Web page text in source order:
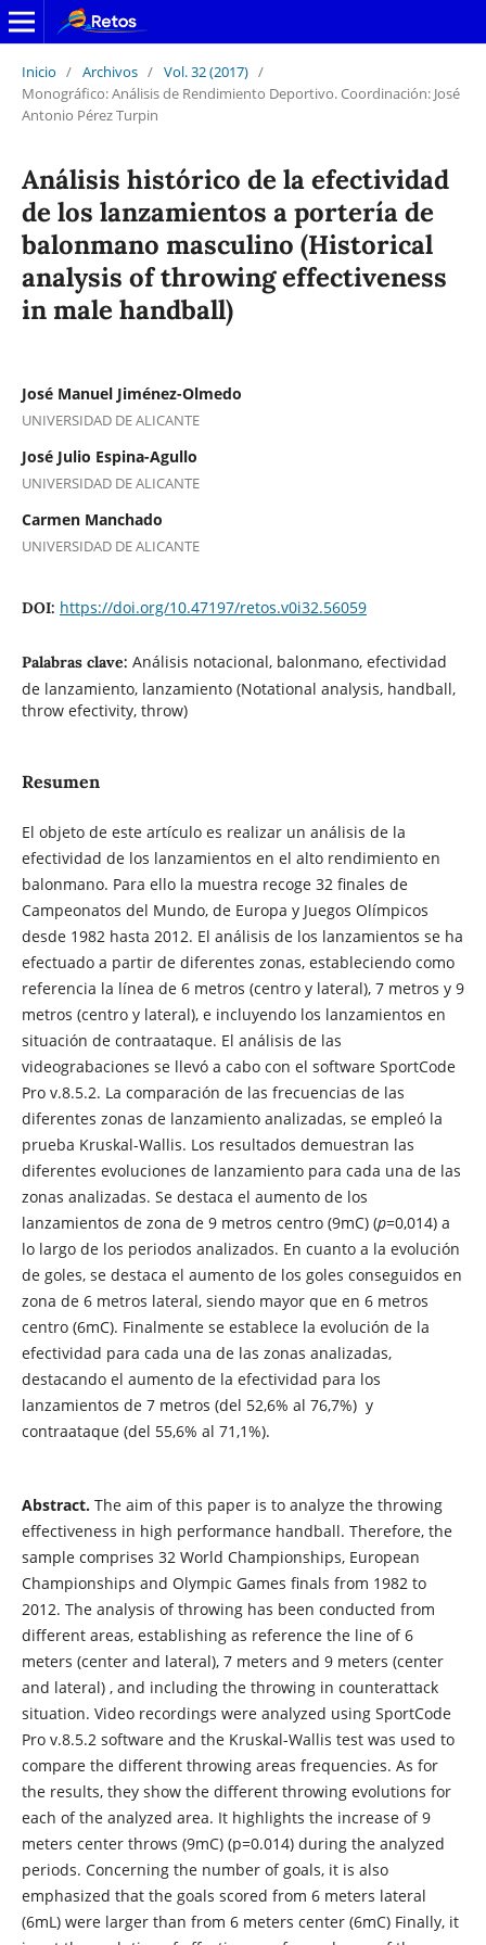
Inicio / Archivos / Vol. 32 (2017) /
Monográfico: Análisis de Rendimiento Deportivo. Coordinación: José
Antonio Pérez Turpin
Análisis histórico de la efectividad
de los lanzamientos a portería de
balonmano masculino (Historical
analysis of throwing effectiveness
in male handball)
José Manuel Jiménez-Olmedo
UNIVERSIDAD DE ALICANTE
José Julio Espina-Agullo
UNIVERSIDAD DE ALICANTE
Carmen Manchado
UNIVERSIDAD DE ALICANTE
DOI: https://doi.org/10.47197/retos.v0i32.56059
Palabras clave: Análisis notacional, balonmano, efectividad
de lanzamiento, lanzamiento (Notational analysis, handball,
throw efectivity, throw)
Resumen
El objeto de este artículo es realizar un análisis de la
efectividad de los lanzamientos en el alto rendimiento en
balonmano. Para ello la muestra recoge 32 finales de
Campeonatos del Mundo, de Europa y Juegos Olímpicos
desde 1982 hasta 2012. El análisis de los lanzamientos se ha
efectuado a partir de diferentes zonas, estableciendo como
referencia la línea de 6 metros (centro y lateral), 7 metros y 9
metros (centro y lateral), e incluyendo los lanzamientos en
situación de contraataque. El análisis de las
videograbaciones se llevó a cabo con el software SportCode
Pro v.8.5.2. La comparación de las frecuencias de las
diferentes zonas de lanzamiento analizadas, se empleó la
prueba Kruskal-Wallis. Los resultados demuestran las
diferentes evoluciones de lanzamiento para cada una de las
zonas analizadas. Se destaca el aumento de los
lanzamientos de zona de 9 metros centro (9mC) (p=0,014) a
lo largo de los periodos analizados. En cuanto a la evolución
de goles, se destaca el aumento de los goles conseguidos en
zona de 6 metros lateral, siendo mayor que en 6 metros
centro (6mC). Finalmente se establece la evolución de la
efectividad para cada una de las zonas analizadas,
destacando el aumento de la efectividad para los
lanzamientos de 7 metros (del 52,6% al 76,7%) y
contraataque (del 55,6% al 71,1%).
Abstract. The aim of this paper is to analyze the throwing
effectiveness in high performance handball. Therefore, the
sample comprises 32 World Championships, European
Championships and Olympic Games finals from 1982 to
2012. The analysis of throwing has been conducted from
different areas, establishing as reference the line of 6
meters (center and lateral), 7 meters and 9 meters (center
and lateral) , and including the throwing in counterattack
situation. Video recordings were analyzed using SportCode
Pro v.8.5.2 software and the Kruskal-Wallis test was used to
compare the different throwing areas frequencies. As for
the results, they show the different throwing evolutions for
each of the analyzed area. It highlights the increase of 9
meters center throws (9mC) (p=0.014) during the analyzed
periods. Concerning the number of goals, it is also
emphasized that the goals scored from 6 meters lateral
(6mL) were larger than from 6 meters center (6mC) Finally, it